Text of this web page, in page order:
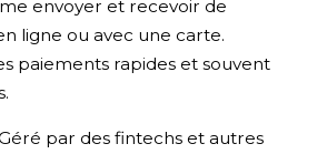
envoyer et recevoir de
ligne ou avec une carte.
paiements rapides et souvent
par des fintechs et autres